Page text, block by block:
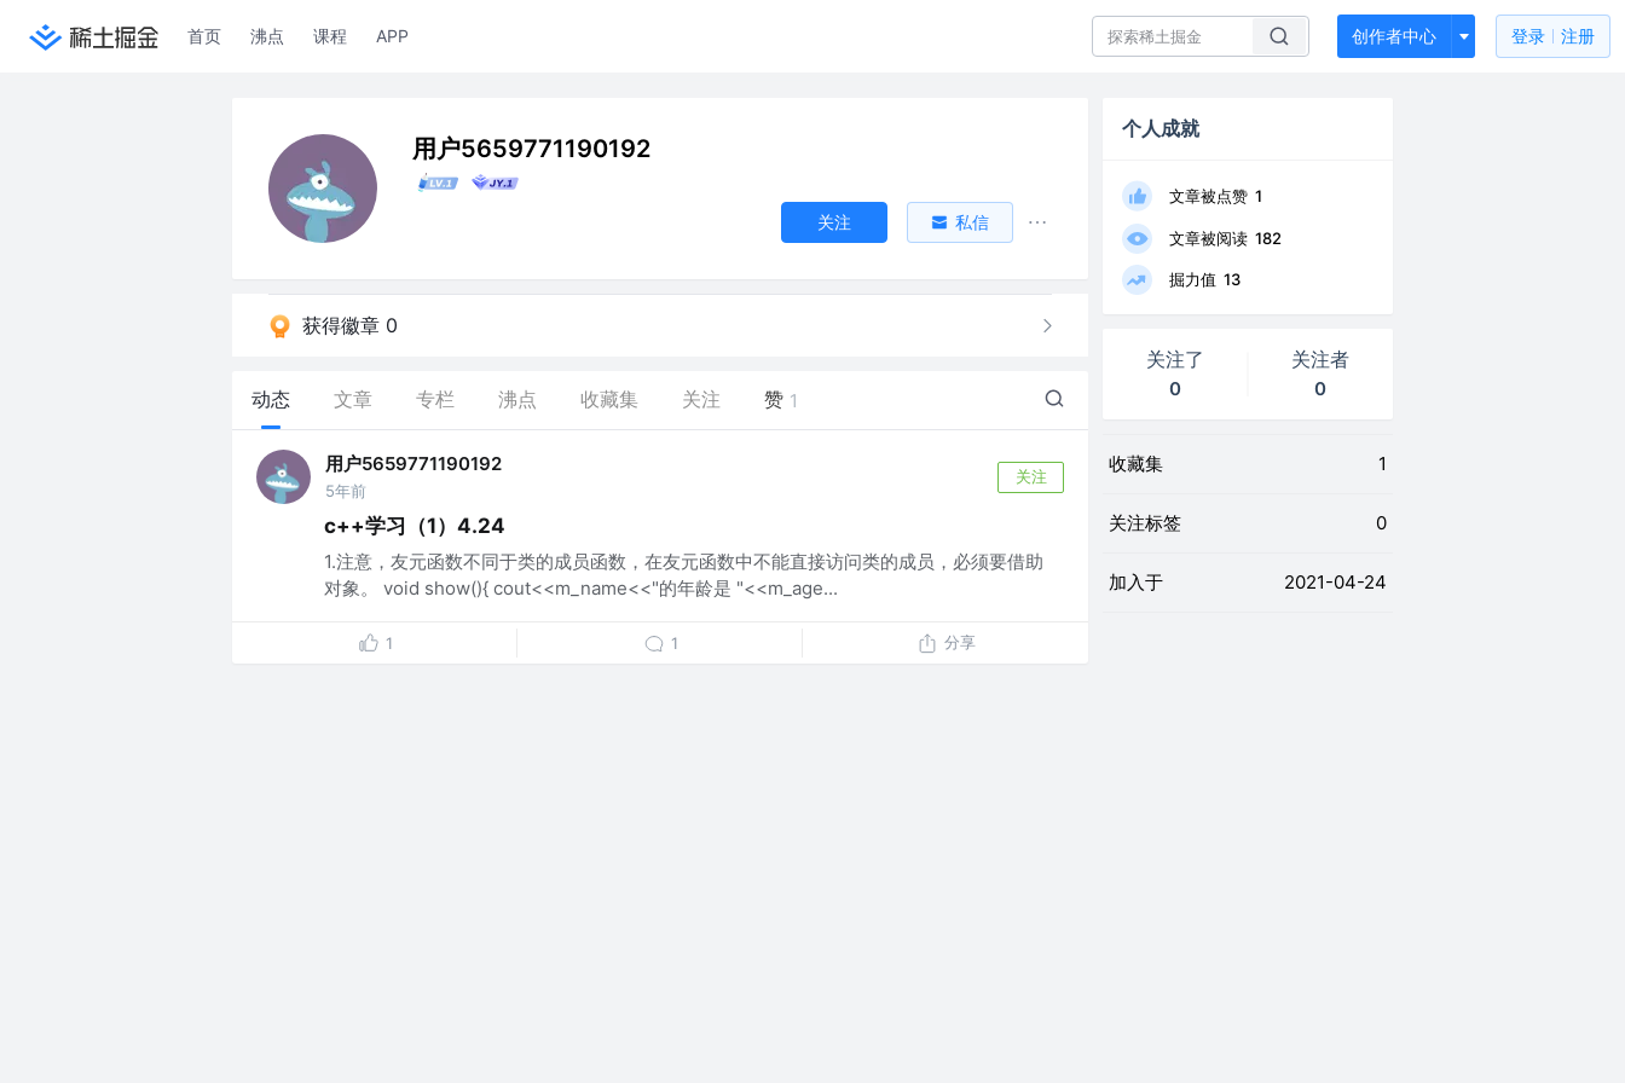
首页 沸点 课程 APP 创作者中心 登录 注册
用户5659771190192
关注 私信
获得徽章 0
动态 文章 专栏 沸点 收藏集 关注 赞 1
用户5659771190192
5年前
关注
c++学习（1）4.24
1.注意，友元函数不同于类的成员函数，在友元函数中不能直接访问类的成员，必须要借助
对象。 void show(){ cout<<m_name<<"的年龄是 "<<m_age...
1 1 分享
个人成就
文章被点赞 1
文章被阅读 182
掘力值 13
关注了
0
关注者
0
收藏集 1
关注标签 0
加入于 2021-04-24